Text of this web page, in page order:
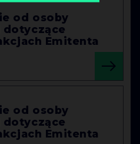
od osoby
dotyczące
Emitenta
od osoby
dotyczące
Emitenta